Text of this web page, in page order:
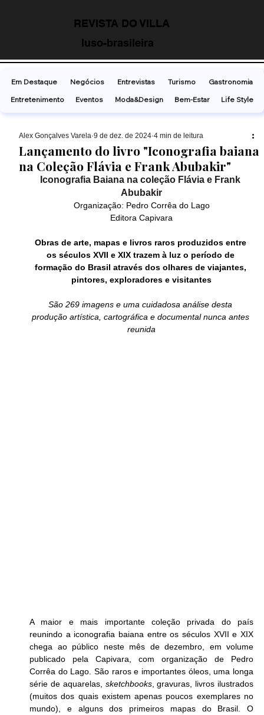
REVISTA DO VILLA
luso-brasileira
Lançamento do livro "Iconografia baiana
na Coleção Flávia e Frank Abubakir"
Alex Gonçalves Varela 9 de dez. de 2024 4 min de leitura
Iconografia Baiana na coleção Flávia e Frank
Abubakir
Organização: Pedro Corrêa do Lago
Editora Capivara
Obras de arte, mapas e livros raros produzidos entre
os séculos XVII e XIX trazem à luz o período de
formação do Brasil através dos olhares de viajantes,
pintores, exploradores e visitantes
São 269 imagens e uma cuidadosa análise desta
produção artística, cartográfica e documental nunca antes
reunida
A maior e mais importante coleção privada do país
reunindo a iconografia baiana entre os séculos XVII e XIX
chega ao público neste mês de dezembro, em volume
publicado pela Capivara, com organização de Pedro
Corrêa do Lago. São raros e importantes óleos, uma longa
série de aquarelas, sketchbooks, gravuras, livros ilustrados
(muitos dos quais existem apenas poucos exemplares no
mundo), e alguns dos primeiros mapas do Brasil. O
Em Destaque Negócios Entrevistas Turismo
Gastronomia
Entretenimento
Eventos Moda&Design Bem-Estar Life Style